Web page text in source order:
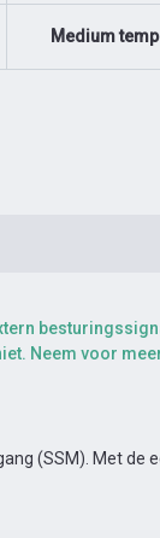
Medium
Neem voor
(SSM). Met